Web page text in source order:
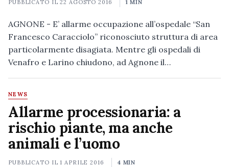
PUBBLICATO IL22 AGOSTO 2016 1 MIN
AGNONE - E’ allarme occupazione all’ospedale “San
Francesco Caracciolo” riconosciuto struttura di area
particolarmente disagiata. Mentre gli ospedali di
Venafro e Larino chiudono, ad Agnone il…
NEWS
Allarme processionaria: a
rischio piante, ma anche
animali e l’uomo
PUBBLICATO IL1 APRILE 2016 4 MIN